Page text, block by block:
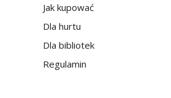
Jak kupować
Dla hurtu
Dla bibliotek
Regulamin